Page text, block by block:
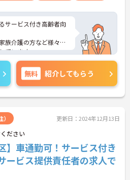
サービス付き高齢者向
族介護の方など様々な
ています。
情報や面接のポイント
問い合わせください
無料 紹介してもらう
更新日：2024年12月13日
ださい
】車通勤可！サービス付き
ービス提供責任者の求人で